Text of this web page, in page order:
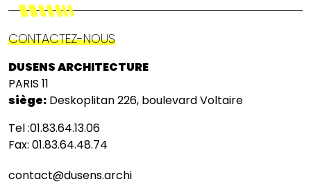
CONTACTEZ-NOUS
DUSENS ARCHITECTURE
PARIS 11
siège: Deskoplitan 226, boulevard Voltaire
Tel :01.83.64.13.06
Fax: 01.83.64.48.74
contact@dusens.archi